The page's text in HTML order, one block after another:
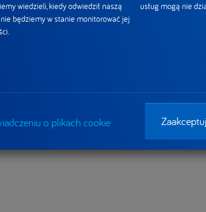
materiały publikowane przez jakikolwiek
osoby z niepełnosprawnością wzroku
o równy dostęp do informacji świadczy
traktują poważnie i szeroko. A tak po
pełnej dostępności informacji”.
DANONE jest kontynuacją
rozwoju biznesów z dbałością o
Za projekt strony i jej przygotowanie
wiedzieli, kiedy odwiedził naszą
będziemy w stanie monitorować jej
usług mogą nie
o plikach cookie